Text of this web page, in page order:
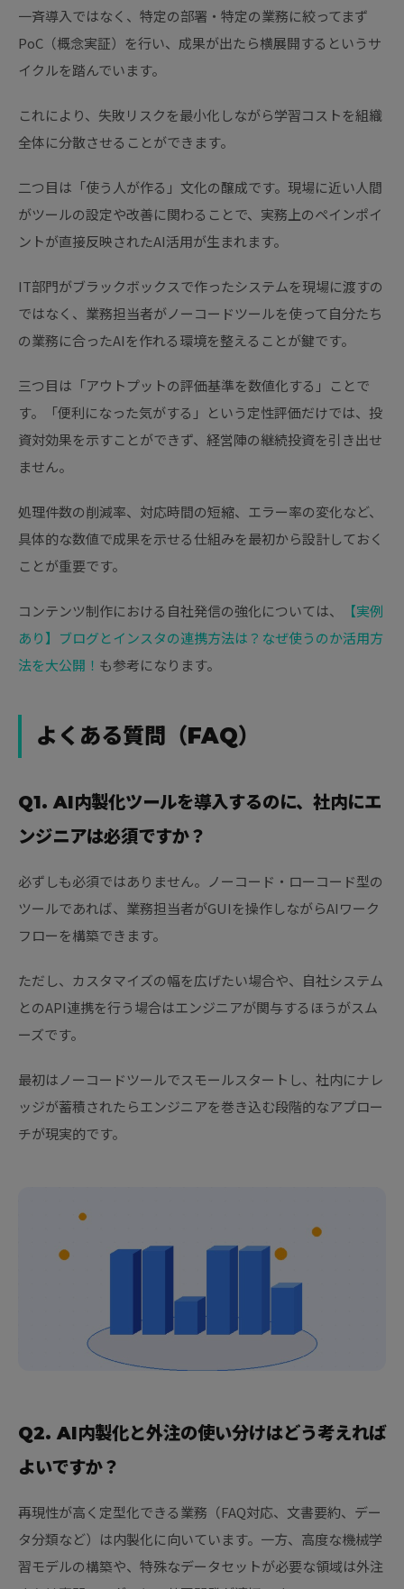
一斉導入ではなく、特定の部署・特定の業務に絞ってまず
PoC（概念実証）を行い、成果が出たら横展開するというサ
イクルを踏んでいます。
これにより、失敗リスクを最小化しながら学習コストを組織
全体に分散させることができます。
二つ目は「使う人が作る」文化の醸成です。現場に近い人間
がツールの設定や改善に関わることで、実務上のペインポイ
ントが直接反映されたAI活用が生まれます。
IT部門がブラックボックスで作ったシステムを現場に渡すの
ではなく、業務担当者がノーコードツールを使って自分たち
の業務に合ったAIを作れる環境を整えることが鍵です。
三つ目は「アウトプットの評価基準を数値化する」ことで
す。「便利になった気がする」という定性評価だけでは、投
資対効果を示すことができず、経営陣の継続投資を引き出せ
ません。
処理件数の削減率、対応時間の短縮、エラー率の変化など、
具体的な数値で成果を示せる仕組みを最初から設計しておく
ことが重要です。
コンテンツ制作における自社発信の強化については、
【実例
あり】ブログとインスタの連携方法は？なぜ使うのか活用方
法を大公開！ も参考になります。
よくある質問（FAQ）
Q1. AI内製化ツールを導入するのに、社内にエ
ンジニアは必須ですか？
必ずしも必須ではありません。ノーコード・ローコード型の
ツールであれば、業務担当者がGUIを操作しながらAIワーク
フローを構築できます。
ただし、カスタマイズの幅を広げたい場合や、自社システム
とのAPI連携を行う場合はエンジニアが関与するほうがスム
ーズです。
最初はノーコードツールでスモールスタートし、社内にナレ
ッジが蓄積されたらエンジニアを巻き込む段階的なアプロー
チが現実的です。
Q2. AI内製化と外注の使い分けはどう考えれば
よいですか？
再現性が高く定型化できる業務（FAQ対応、文書要約、デー
タ分類など）は内製化に向いています。一方、高度な機械学
習モデルの構築や、特殊なデータセットが必要な領域は外注